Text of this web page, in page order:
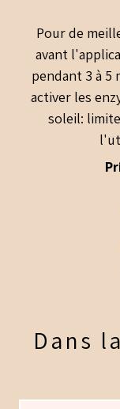
Pour de
avant
pendant 3 à 5
activer les
soleil:
Dans